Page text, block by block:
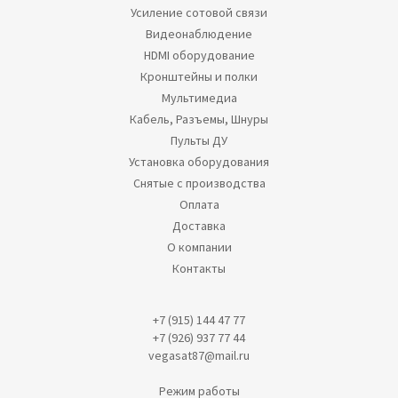
Усиление сотовой связи
Видеонаблюдение
HDMI оборудование
Кронштейны и полки
Мультимедиа
Кабель, Разъемы, Шнуры
Пульты ДУ
Установка оборудования
Снятые с производства
Оплата
Доставка
О компании
Контакты
+7 (915) 144 47 77
+7 (926) 937 77 44
vegasat87@mail.ru
Режим работы